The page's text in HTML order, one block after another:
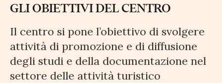
GLI OBIETTIVI DEL CENTRO
Il centro si pone l’obiettivo di svolgere
attività di promozione e di diffusione
degli studi e della documentazione nel
settore delle attività turistico